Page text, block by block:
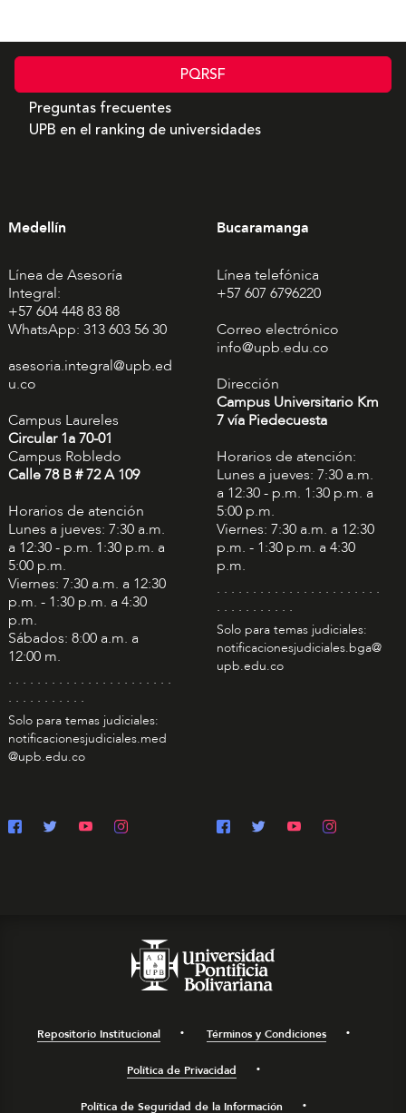
PQRSF
Preguntas frecuentes
UPB en el ranking de universidades
Medellín
Línea de Asesoría
Integral:
+57 604 448 83 88
WhatsApp: 313 603 56 30
asesoria.integral@upb.ed
u.co
Campus Laureles
Circular 1a 70-01
Campus Robledo
Calle 78 B # 72 A 109
Horarios de atención
Lunes a jueves: 7:30 a.m.
a 12:30 - p.m. 1:30 p.m. a
5:00 p.m.
Viernes: 7:30 a.m. a 12:30
p.m. - 1:30 p.m. a 4:30
p.m.
Sábados: 8:00 a.m. a
12:00 m.
. . . . . . . . . . . . . . . . . . . . . . .
. . . . . . . . . . .
Solo para temas judiciales:
notificacionesjudiciales.med
@upb.edu.co
Bucaramanga
Línea telefónica
+57 607 6796220
Correo electrónico
info@upb.edu.co
Dirección
Campus Universitario Km
7 vía Piedecuesta
Horarios de atención:
Lunes a jueves: 7:30 a.m.
a 12:30 - p.m. 1:30 p.m. a
5:00 p.m.
Viernes: 7:30 a.m. a 12:30
p.m. - 1:30 p.m. a 4:30
p.m.
. . . . . . . . . . . . . . . . . . . . . . .
. . . . . . . . . . .
Solo para temas judiciales:
notificacionesjudiciales.bga@
upb.edu.co
Repositorio Institucional Términos y Condiciones
Política de Privacidad
Política de Seguridad de la Información